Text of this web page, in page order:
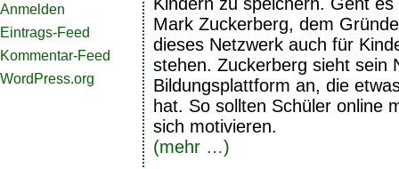
Anmelden
Eintrags-Feed
Kommentar-Feed
WordPress.org
Mark Zuckerberg, dem
dieses Netzwerk auch für
stehen. Zuckerberg sieht sein
Bildungsplattform an, die
hat. So sollten Schüler online
sich motivieren.
(mehr …)